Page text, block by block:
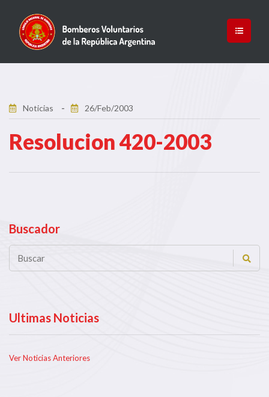
Noticias 26/Feb/2003
Resolucion 420-2003
Buscador
Ultimas Noticias
Ver Noticias Anteriores